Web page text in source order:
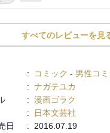
で撃ち，その瞬間を見た環
．目を覚ました林先生は証
か自分が救うからと言う．
心臓を受け取ったレシピエ
の主治医とsex．タカシと
瞬間を見た環は自分の主治
環の主治医はタカシのスパ
うも今の院長の何かが原因
すべてのレビューを見
: コミック - 男性コミ
: ナガテユカ
: 漫画ゴラク
:
日本文芸社
日
:
2016.07.19